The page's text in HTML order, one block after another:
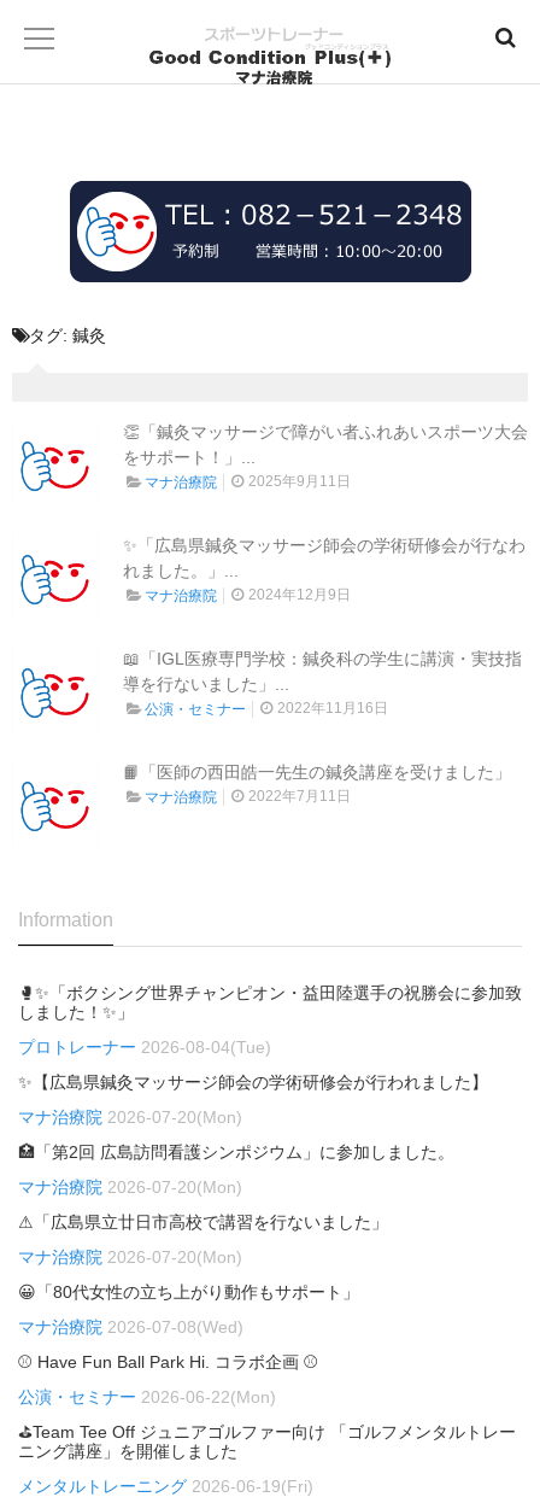
タグ: 鍼灸
👏「鍼灸マッサージで障がい者ふれあいスポーツ大会
をサポート！」...
マナ治療院 2025年9月11日
✨「広島県鍼灸マッサージ師会の学術研修会が行なわ
れました。」...
マナ治療院 2024年12月9日
📖「IGL医療専門学校：鍼灸科の学生に講演・実技指
導を行ないました」...
公演・セミナー 2022年11月16日
📙「医師の西田皓一先生の鍼灸講座を受けました」
マナ治療院 2022年7月11日
Information
🥊✨「ボクシング世界チャンピオン・益田陸選手の祝勝会に参加致
しました！✨」
プロトレーナー 2026-08-04(Tue)
✨【広島県鍼灸マッサージ師会の学術研修会が行われました】
マナ治療院 2026-07-20(Mon)
🏥「第2回 広島訪問看護シンポジウム」に参加しました。
マナ治療院 2026-07-20(Mon)
⚠「広島県立廿日市高校で講習を行ないました」
マナ治療院 2026-07-20(Mon)
😀「80代女性の立ち上がり動作もサポート」
マナ治療院 2026-07-08(Wed)
⚾ Have Fun Ball Park Hi. コラボ企画 ⚾
公演・セミナー 2026-06-22(Mon)
⛳Team Tee Off ジュニアゴルファー向け 「ゴルフメンタルトレー
ニング講座」を開催しました
メンタルトレーニング 2026-06-19(Fri)